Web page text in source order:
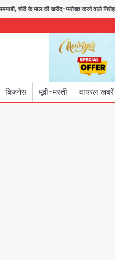
के माल की खरीद-फरोख्त करने वाले गिरोह का भंडाफोड़
बिजनेस मूवी-मस्ती वायरल खबरें